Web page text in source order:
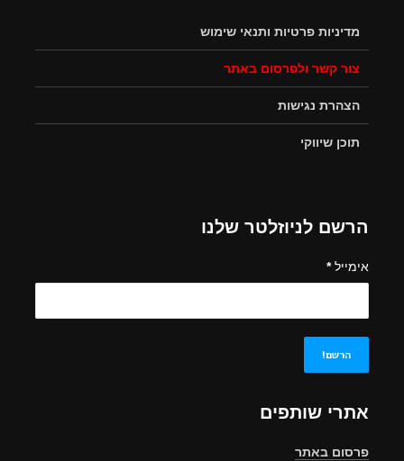
מדיניות פרטיות ותנאי שימוש
צור קשר ולפרסום באתר
הצהרת נגישות
תוכן שיווקי
הרשם לניוזלטר שלנו
אימייל*
אתרי שותפים
פרסום באתר